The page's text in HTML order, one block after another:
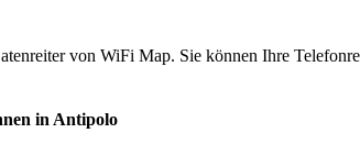
von WiFi Map. Sie können Ihre
in Antipolo